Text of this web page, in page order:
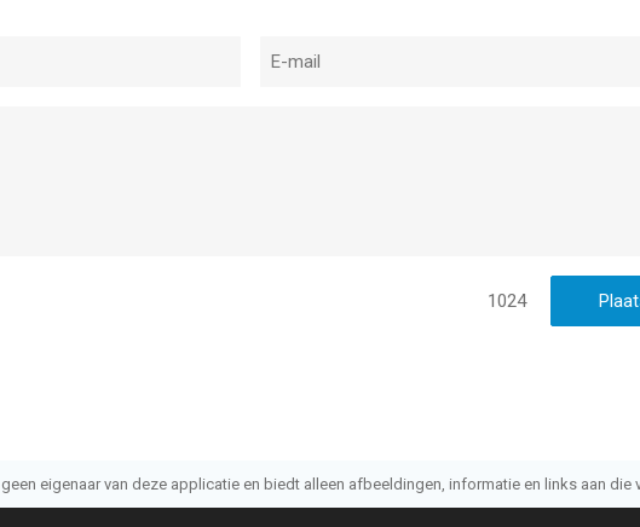
1024
eigenaar van deze applicatie en biedt alleen afbeeldingen, informatie en links aan die